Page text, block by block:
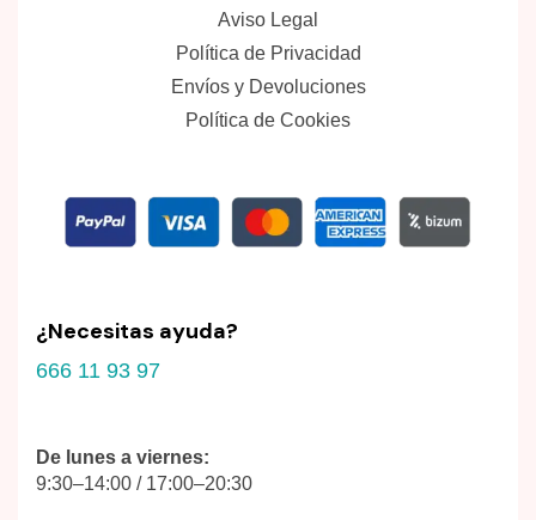
Aviso Legal
Política de Privacidad
Envíos y Devoluciones
Política de Cookies
¿Necesitas ayuda?
666 11 93 97
De lunes a viernes:
9:30–14:00 / 17:00–20:30